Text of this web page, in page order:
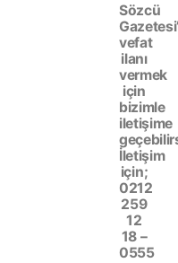
Sözcü
vefat
ilanı
vermek
için
bizimle
iletişime
İletişim
için;
0212
259
12
18 –
0555